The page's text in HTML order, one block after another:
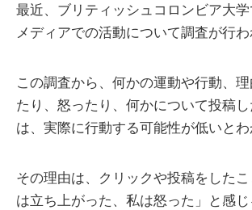
最近、ブリティッシュコロンビア大
メディアでの活動について調査が行わ
この調査から、何かの運動や行動、
たり、怒ったり、何かについて投稿
は、実際に行動する可能性が低いとわ
その理由は、クリックや投稿をした
は立ち上がった、私は怒った」と感じ